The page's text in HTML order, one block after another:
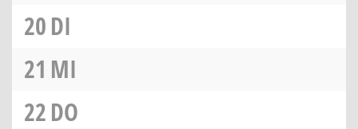
20DI
21 MI
22DO